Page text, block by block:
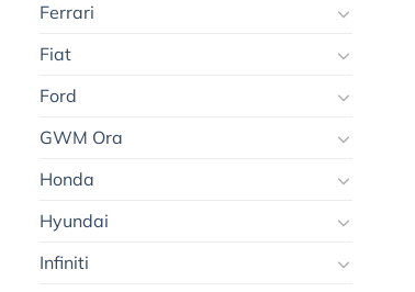
Ferrari
Fiat
Ford
GWM Ora
Honda
Hyundai
Infiniti